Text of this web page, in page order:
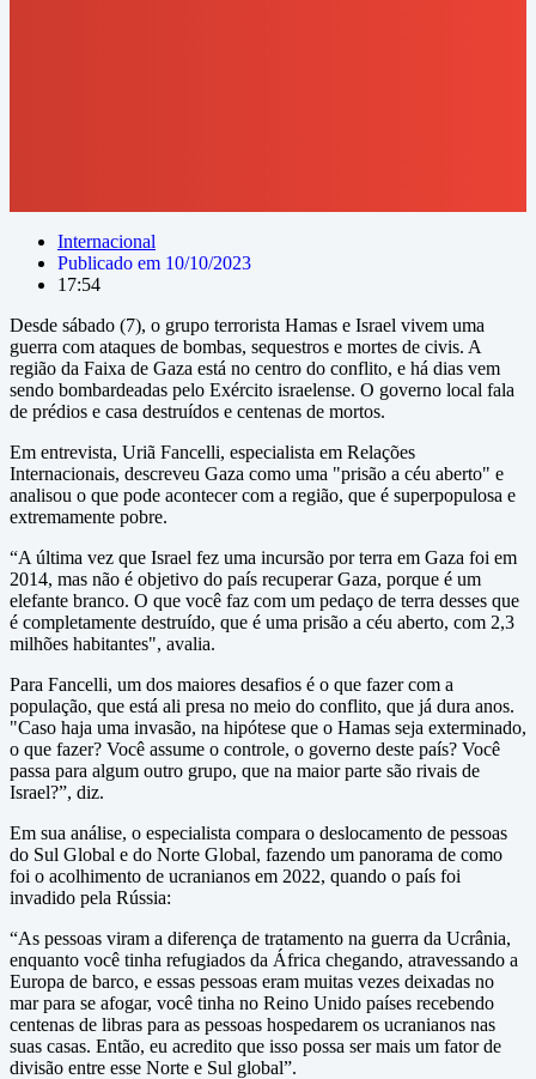
Internacional
Publicado em 10/10/2023
17:54
Desde sábado (7), o grupo terrorista Hamas e Israel vivem uma
guerra com ataques de bombas, sequestros e mortes de civis. A
região da Faixa de Gaza está no centro do conflito, e há dias vem
sendo bombardeadas pelo Exército israelense. O governo local fala
de prédios e casa destruídos e centenas de mortos.
Em entrevista, Uriã Fancelli, especialista em Relações
Internacionais, descreveu Gaza como uma "prisão a céu aberto" e
analisou o que pode acontecer com a região, que é superpopulosa e
extremamente pobre.
“A última vez que Israel fez uma incursão por terra em Gaza foi em
2014, mas não é objetivo do país recuperar Gaza, porque é um
elefante branco. O que você faz com um pedaço de terra desses que
é completamente destruído, que é uma prisão a céu aberto, com 2,3
milhões habitantes", avalia.
Para Fancelli, um dos maiores desafios é o que fazer com a
população, que está ali presa no meio do conflito, que já dura anos.
"Caso haja uma invasão, na hipótese que o Hamas seja exterminado,
o que fazer? Você assume o controle, o governo deste país? Você
passa para algum outro grupo, que na maior parte são rivais de
Israel?”, diz.
Em sua análise, o especialista compara o deslocamento de pessoas
do Sul Global e do Norte Global, fazendo um panorama de como
foi o acolhimento de ucranianos em 2022, quando o país foi
invadido pela Rússia:
“As pessoas viram a diferença de tratamento na guerra da Ucrânia,
enquanto você tinha refugiados da África chegando, atravessando a
Europa de barco, e essas pessoas eram muitas vezes deixadas no
mar para se afogar, você tinha no Reino Unido países recebendo
centenas de libras para as pessoas hospedarem os ucranianos nas
suas casas. Então, eu acredito que isso possa ser mais um fator de
divisão entre esse Norte e Sul global”.